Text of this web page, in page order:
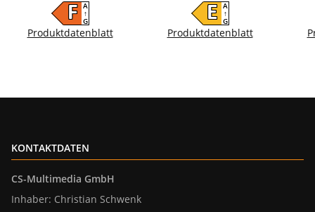
F A
↑
G
Produktdatenblatt
E A
↑
G
Produktdatenblatt
KONTAKTDATEN
CS-Multimedia GmbH
Inhaber: Christian Schwenk